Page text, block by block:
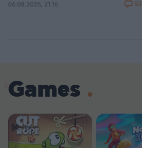
06.08.2026, 21:16 53
Games